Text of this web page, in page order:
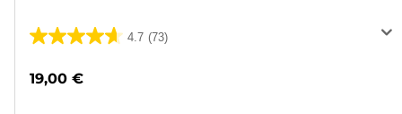
4.7 (73)
4.7
5
19,00 €